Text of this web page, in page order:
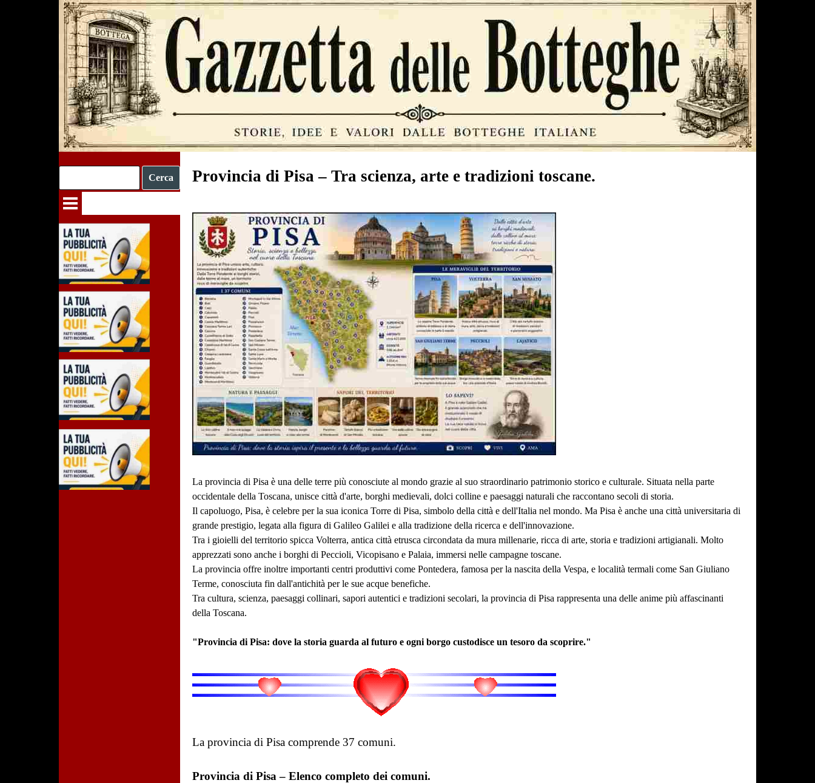
Cerca
Provincia di Pisa – Tra scienza, arte e tradizioni toscane.
La provincia di Pisa è una delle terre più conosciute al mondo grazie al suo straordinario patrimonio storico e culturale. Situata nella parte
occidentale della Toscana, unisce città d'arte, borghi medievali, dolci colline e paesaggi naturali che raccontano secoli di storia.
Il capoluogo, Pisa, è celebre per la sua iconica Torre di Pisa, simbolo della città e dell'Italia nel mondo. Ma Pisa è anche una città universitaria di
grande prestigio, legata alla figura di Galileo Galilei e alla tradizione della ricerca e dell'innovazione.
Tra i gioielli del territorio spicca Volterra, antica città etrusca circondata da mura millenarie, ricca di arte, storia e tradizioni artigianali. Molto
apprezzati sono anche i borghi di Peccioli, Vicopisano e Palaia, immersi nelle campagne toscane.
La provincia offre inoltre importanti centri produttivi come Pontedera, famosa per la nascita della Vespa, e località termali come San Giuliano
Terme, conosciuta fin dall'antichità per le sue acque benefiche.
Tra cultura, scienza, paesaggi collinari, sapori autentici e tradizioni secolari, la provincia di Pisa rappresenta una delle anime più affascinanti
della Toscana.
"Provincia di Pisa: dove la storia guarda al futuro e ogni borgo custodisce un tesoro da scoprire."
La provincia di Pisa comprende 37 comuni.
Provincia di Pisa – Elenco completo dei comuni.